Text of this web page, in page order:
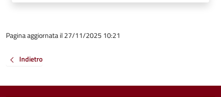
Pagina aggiornata il 27/11/2025 10:21
Indietro